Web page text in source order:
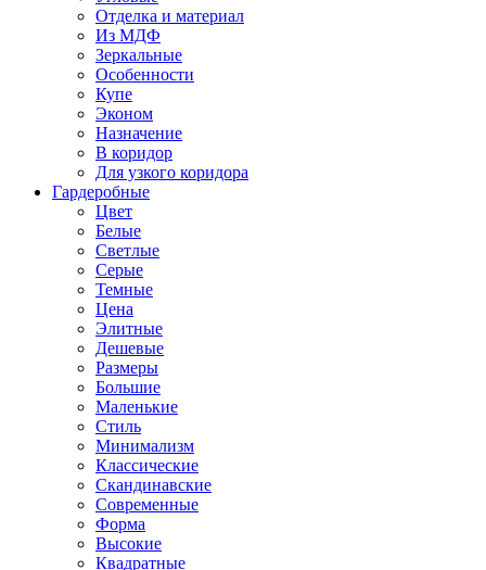
Отделка и материал
Из МДФ
Зеркальные
Особенности
Купе
Эконом
Назначение
В коридор
Для узкого коридора
Гардеробные
Цвет
Белые
Светлые
Серые
Темные
Цена
Элитные
Дешевые
Размеры
Большие
Маленькие
Стиль
Минимализм
Классические
Скандинавские
Современные
Форма
Высокие
Квадратные